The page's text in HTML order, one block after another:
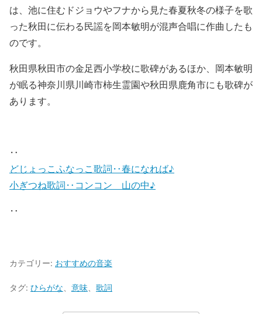
は、池に住むドジョウやフナから見た春夏秋冬の様子を歌
った秋田に伝わる民謡を岡本敏明が混声合唱に作曲したも
のです。
秋田県秋田市の金足西小学校に歌碑があるほか、岡本敏明
が眠る神奈川県川崎市柿生霊園や秋田県鹿角市にも歌碑が
あります。
‥
どじょっこふなっこ歌詞‥春になれば♪
小ぎつね歌詞‥コンコン 山の中♪
‥
カテゴリー: おすすめの音楽
タグ: ひらがな 意味 歌詞